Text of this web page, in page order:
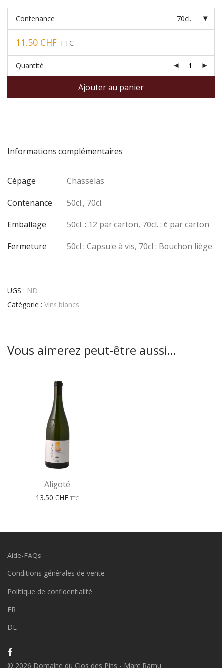
Contenance 70cl.
11.50 CHF TTC
Quantité
Ajouter au panier
Informations complémentaires
Cépage
Chasselas
Contenance
50cl., 70cl.
Emballage
50cl. : 12 par carton, 70cl. : 6 par carton
Fermeture
50cl : Capsule à vis, 70cl : Bouchon liège
UGS : ND
Catégorie : Vins blancs
Vous aimerez peut-être aussi…
Aligoté
13.50 CHF TTC
Aide-FAQs
Conditions générales de vente
Politique de confidentialité
FR
DE
© 2026 Domaine du Clos des Pins - Marc Ramu